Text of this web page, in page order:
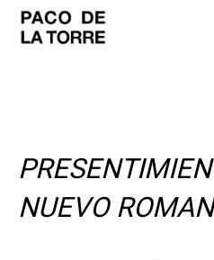
NUEVO